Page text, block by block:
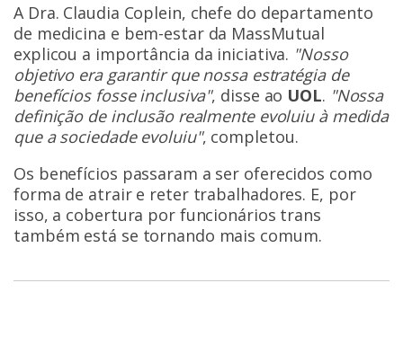
A Dra. Claudia Coplein, chefe do departamento
de medicina e bem-estar da MassMutual
explicou a importância da iniciativa. "Nosso
objetivo era garantir que nossa estratégia de
benefícios fosse inclusiva", disse ao UOL. "Nossa
definição de inclusão realmente evoluiu à medida
que a sociedade evoluiu", completou.
Os benefícios passaram a ser oferecidos como
forma de atrair e reter trabalhadores. E, por
isso, a cobertura por funcionários trans
também está se tornando mais comum.